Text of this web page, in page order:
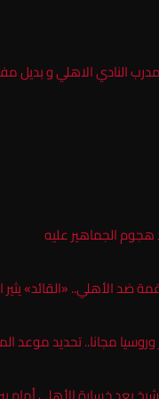
النادي الاهلي و بديل
هجوم الجماهير عليه
مجانا.. تحديد موعد